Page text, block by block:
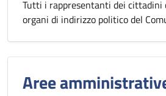
Tutti i rappresentanti dei cittadini
organi di indirizzo politico del
Aree